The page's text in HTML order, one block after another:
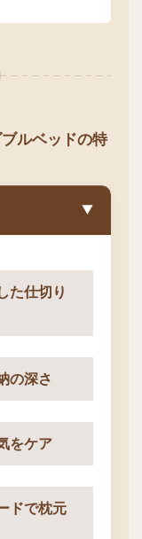
ルベッドの特
▼
た仕切り
の深さ
をケア
ドで枕元